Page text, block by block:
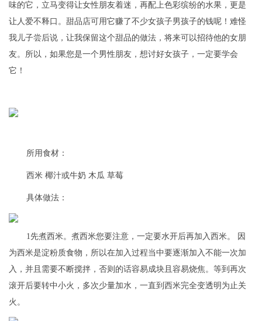
味的它，立马变得让女性朋友着迷，再配上色彩缤纷的水果，更是
让人爱不释口。甜品店可用它赚了不少女孩子男孩子的钱呢！难怪
我儿子尝后说，让我保留这个甜品的做法，将来可以招待他的女朋
友。所以，如果您是一个男性朋友，想讨好女孩子，一定要学会
它！
所用食材：
西米 椰汁或牛奶 木瓜 草莓
具体做法：
1先煮西米。煮西米您要注意，一定要水开后再加入西米。 因
为西米是淀粉质食物，所以在加入过程当中要逐渐加入不能一次加
入，并且需要不断搅拌，否则的话容易成块且容易烧焦。等到再次
滚开后要转中小火，多次少量加水，一直到西米完全变透明为止关
火。